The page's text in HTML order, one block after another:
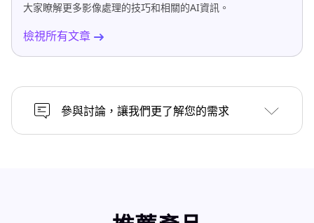
大家瞭解更多影像處理的技巧和相關的AI資訊。
檢視所有文章
參與討論，讓我們更了解您的需求